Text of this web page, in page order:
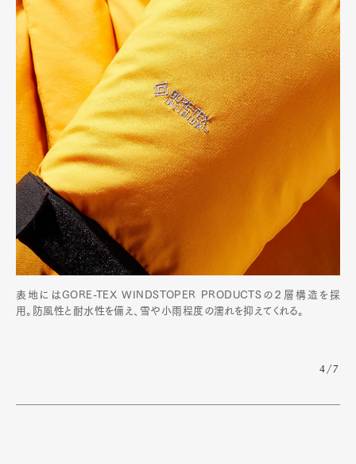
表地にはGORE-TEX WINDSTOPER PRODUCTSの２層構造を採
用。防風性と耐水性を備え、雪や小雨程度の濡れを抑えてくれる。
4/7